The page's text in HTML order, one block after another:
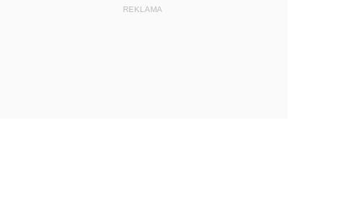
REKLAMA